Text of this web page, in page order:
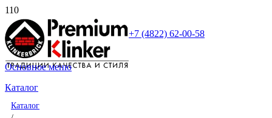
+7 (4822) 62-00-58
Основное меню
Каталог
Каталог